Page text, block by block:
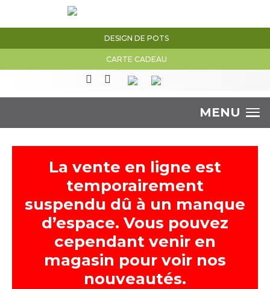
DESIGN DE POTS
CARTE CADEAU
MENU
La vente en ligne est
temporairement
suspendu dû à un manque
d’espace. Vous pouvez
cependant venir en
magasin pour voir nos
nouveautés.